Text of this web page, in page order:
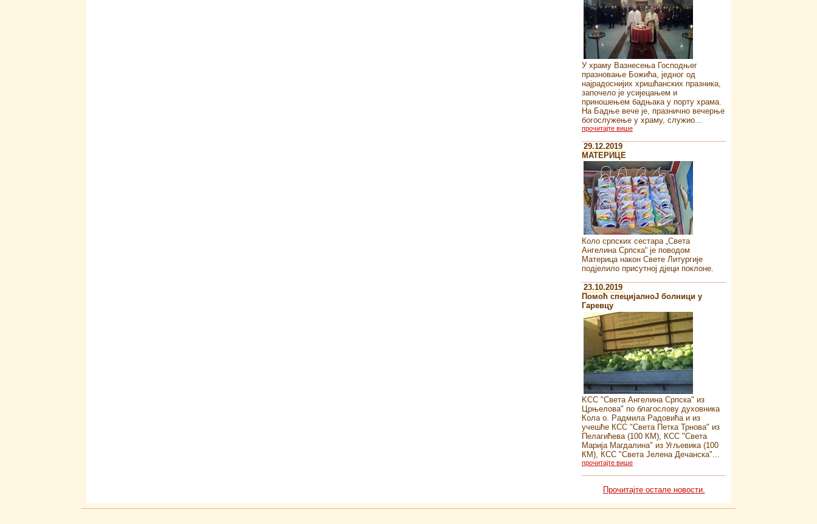
У храму Вазнесења Господњег
празновање Божића, једног од
најрадоснијих хришћанских празника,
започело је усијецањем и
приношењем бадњака у порту храма.
На Бадње вече је, празнично вечерње
богослужење у храму, служио...
прочитајте више
29.12.2019
MATEРИЦЕ
Коло српских сестара „Света
Ангелина Српска“ je поводом
Материца након Свете Литургије
подјелило присутној дјеци поклоне.
23.10.2019
Помоћ специјалноJ болници у
Гаревцу
KСС "Света Ангелина Српска" из
Црњелова" по благослову духовника
Кола о. Радмила Радовића и из
учешће КСС "Света Петка Трнова" из
Пелагићева (100 КМ), КСС "Света
Марија Магдалина" из Угљевика (100
КМ), КСС "Света Јелена Дечанска"...
прочитајте више
Прочитајте остале новости.